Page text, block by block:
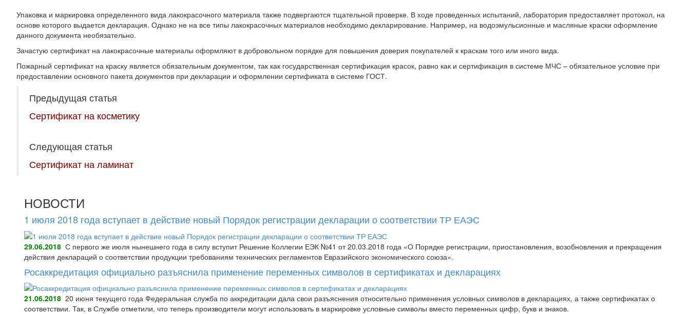
Упаковка и маркировка определенного вида лакокрасочного материала также подвергаются тщательной проверке. В ходе проведенных испытаний, лаборатория предоставляет протокол, на
основе которого выдается декларация. Однако не на все типы лакокрасочных материалов необходимо декларирование. Например, на водоэмульсионные и масляные краски оформление
данного документа необязательно.
Зачастую сертификат на лакокрасочные материалы оформляют в добровольном порядке для повышения доверия покупателей к краскам того или иного вида.
Пожарный сертификат на краску является обязательным документом, так как государственная сертификация красок, равно как и сертификация в системе МЧС – обязательное условие при
предоставлении основного пакета документов при декларации и оформлении сертификата в системе ГОСТ.
Предыдущая статья
Сертификат на косметику
Следующая статья
Сертификат на ламинат
НОВОСТИ
1 июля 2018 года вступает в действие новый Порядок регистрации декларации о соответствии ТР ЕАЭС
29.06.2018 С первого же июля нынешнего года в силу вступит Решение Коллегии ЕЭК №41 от 20.03.2018 года «О Порядке регистрации, приостановления, возобновления и прекращения
действия деклараций о соответствии продукции требованиям технических регламентов Евразийского экономического союза».
Росаккредитация официально разъяснила применение переменных символов в сертификатах и декларациях
21.06.2018 20 июня текущего года Федеральная служба по аккредитации дала свои разъяснения относительно применения условных символов в декларациях, а также сертификатах о
соответствии. Так, в Службе отметили, что теперь производители могут использовать в маркировке условные символы вместо переменных цифр, букв и знаков.